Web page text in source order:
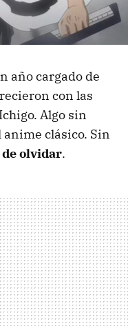
año cargado de
con las
Algo sin
clásico. Sin
olvidar.